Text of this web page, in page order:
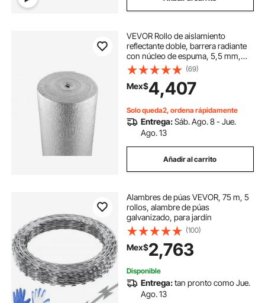
VEVOR Rollo de aislamiento
reflectante doble, barrera radiante
con núcleo de espuma, 5,5 mm,
122 cm x 15 m, lámina de aluminio
de doble cara, espuma EPE,
protector reflectante de calor, rollo
de aislamiento térmico para
ventanas y techos de vehículos
recreativos.
(69)
Mex$4,407
Solo queda2, ordena rápidamente
Entrega:Sáb. Ago. 8 - Jue.
Ago. 13
Añadir al carrito
Alambres de púas VEVOR, 75 m, 5
rollos, alambre de púas
galvanizado, para jardín
(100)
Mex$2,763
Disponible
Entrega:tan pronto como Jue.
Ago. 13